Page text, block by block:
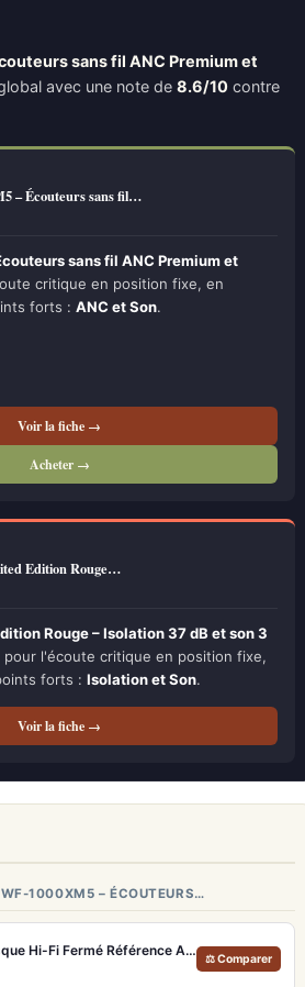
sans fil ANC Premium et
avec une note de 8.6/10 contre
– Écouteurs sans fil…
sans fil ANC Premium et
critique en position fixe, en
forts : ANC et Son.
Voir la fiche →
Acheter →
Edition Rouge…
Rouge – Isolation 37 dB et son 3
l'écoute critique en position fixe,
forts : Isolation et Son.
Voir la fiche →
1000XM5 – ÉCOUTEURS…
Focal Stellia – Casque Hi-Fi Fermé Référence Audiophile Portable
⚖ Comparer